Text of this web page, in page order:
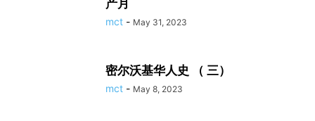
产月
mct - May 31, 2023
密尔沃基华人史 （ 三）
mct - May 8, 2023